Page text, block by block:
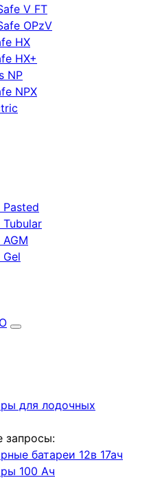
V FT
OPzV
HX
HX+
NP
NPX
для лодочных
запросы:
батареи 12в 17ач
100 Ач